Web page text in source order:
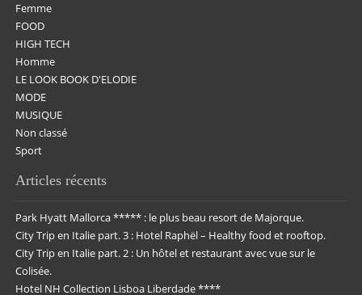
Femme
FOOD
HIGH TECH
Homme
LE LOOK BOOK D'ELODIE
MODE
MUSIQUE
Non classé
Sport
Articles récents
Park Hyatt Mallorca ***** : le plus beau resort de Majorque.
City Trip en Italie part. 3 : Hotel Raphël – Healthy food et rooftop.
City Trip en Italie part. 2 : Un hôtel et restaurant avec vue sur le
Colisée.
Hotel NH Collection Lisboa Liberdade ****